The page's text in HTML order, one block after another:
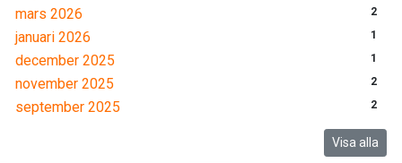
mars 2026 2
januari 2026 1
december 2025 1
november 2025 2
september 2025 2
Visa alla